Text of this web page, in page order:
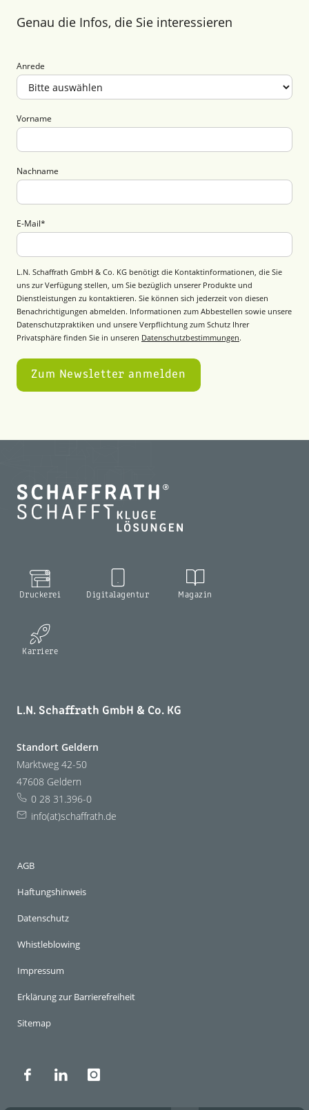
Genau die Infos, die Sie interessieren
Anrede
Vorname
Nachname
E-Mail*
L.N. Schaffrath GmbH & Co. KG benötigt die Kontaktinformationen, die Sie
uns zur Verfügung stellen, um Sie bezüglich unserer Produkte und
Dienstleistungen zu kontaktieren. Sie können sich jederzeit von diesen
Benachrichtigungen abmelden. Informationen zum Abbestellen sowie unsere
Datenschutzpraktiken und unsere Verpflichtung zum Schutz Ihrer
Privatsphäre finden Sie in unseren Datenschutzbestimmungen.
Druckerei Digitalagentur Magazin
Karriere
L.N. Schaffrath GmbH & Co. KG
Standort Geldern
Marktweg 42-50
47608 Geldern
0 28 31.396-0
info(at)schaffrath.de
AGB
Haftungshinweis
Datenschutz
Whistleblowing
Impressum
Erklärung zur Barrierefreiheit
Sitemap